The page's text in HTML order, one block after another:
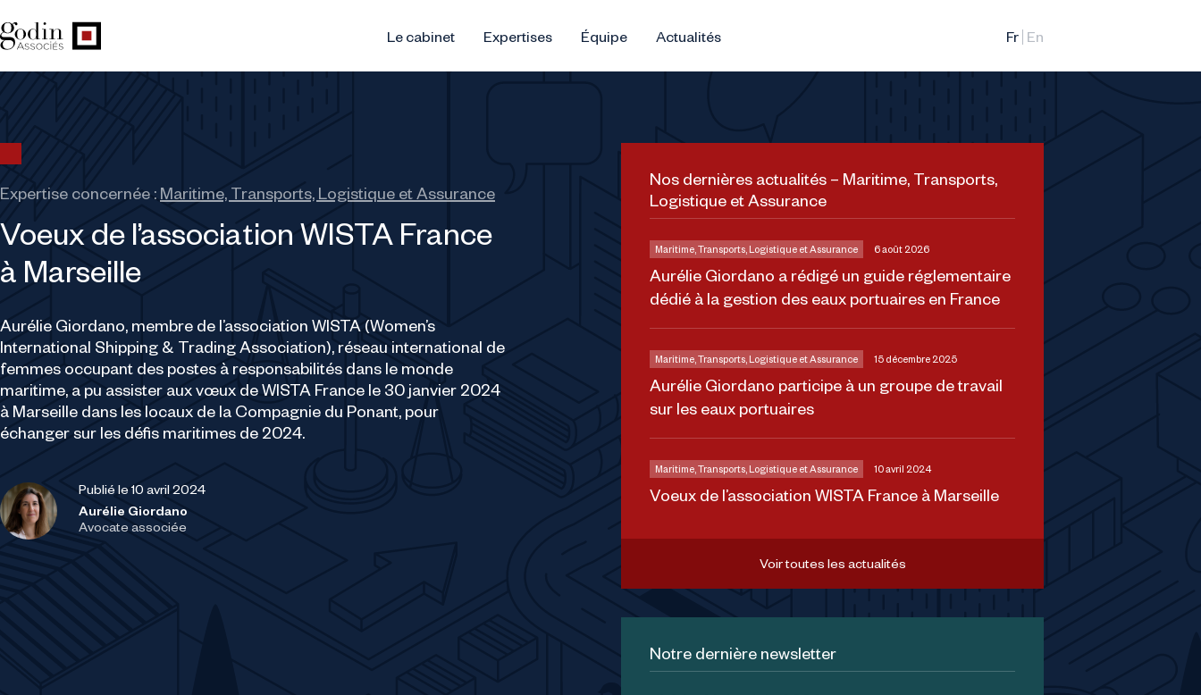
Le cabinet Expertises Équipe Actualités
Voeux de l’association WISTA France
à Marseille
Expertise concernée : Maritime, Transports, Logistique et Assurance
Aurélie Giordano, membre de l’association WISTA (Women’s
International Shipping & Trading Association), réseau international de
femmes occupant des postes à responsabilités dans le monde
maritime, a pu assister aux vœux de WISTA France le 30 janvier 2024
à Marseille dans les locaux de la Compagnie du Ponant, pour
échanger sur les défis maritimes de 2024.
Publié le 10 avril 2024
Aurélie Giordano
Avocate associée
Nos dernières actualités – Maritime, Transports,
Logistique et Assurance
Aurélie Giordano a rédigé un guide réglementaire
dédié à la gestion des eaux portuaires en France
Maritime, Transports, Logistique et Assurance 6 août 2026
Aurélie Giordano participe à un groupe de travail
sur les eaux portuaires
Maritime, Transports, Logistique et Assurance 15 décembre 2025
Voeux de l’association WISTA France à Marseille
Maritime, Transports, Logistique et Assurance 10 avril 2024
Voir toutes les actualités
Notre dernière newsletter